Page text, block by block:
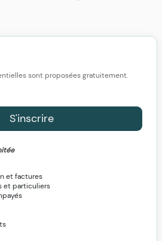
sont proposées gratuitement.
S'inscrire
et factures
et particuliers